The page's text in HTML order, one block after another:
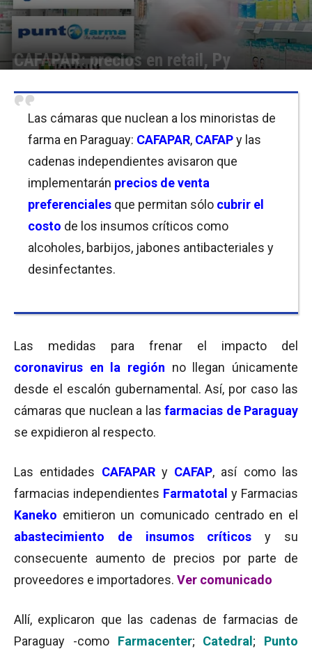
CAFAPAR: precios en retail, Py
Las cámaras que nuclean a los minoristas de
farma en Paraguay: CAFAPAR, CAFAPy las
cadenas independientes avisaron que
implementarán precios de venta
preferenciales que permitan sólo cubrir el
costo de los insumos críticos como
alcoholes, barbijos, jabones antibacteriales y
desinfectantes.
Las medidas para frenar el impacto del
coronavirus en la región no llegan únicamente
desde el escalón gubernamental. Así, por caso las
cámaras que nuclean a lasfarmacias de Paraguay
se expidieron al respecto.
Las entidades CAFAPAR yCAFAP, así como las
farmacias independientes Farmatotal y Farmacias
Kaneko emitieron un comunicado centrado en el
abastecimiento de insumos críticos
y su
consecuente aumento de precios por parte de
proveedores e importadores. Ver comunicado
Allí, explicaron que las cadenas de farmacias de
Paraguay -como Farmacenter; Catedral ; Punto